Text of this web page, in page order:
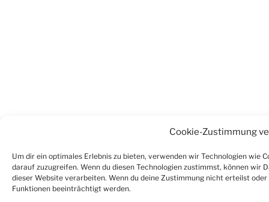
Cookie-Zustimmung
Um dir ein optimales Erlebnis zu bieten, verwenden wir Technologien wie
darauf zuzugreifen. Wenn du diesen Technologien zustimmst, können wir
dieser Website verarbeiten. Wenn du deine Zustimmung nicht erteilst
Funktionen beeinträchtigt werden.